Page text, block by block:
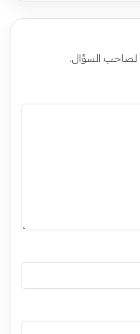
لصاحب السؤال.